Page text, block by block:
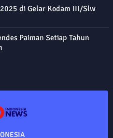
di Gelar Kodam III/Slw
Paiman Setiap Tahun